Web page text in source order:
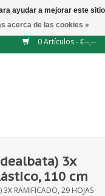
0 Artículos - €--,--
3x
110 cm
RAMIFICADO, 29 HOJAS
ayudar a mejorar este sitio
acerca de las cookies »